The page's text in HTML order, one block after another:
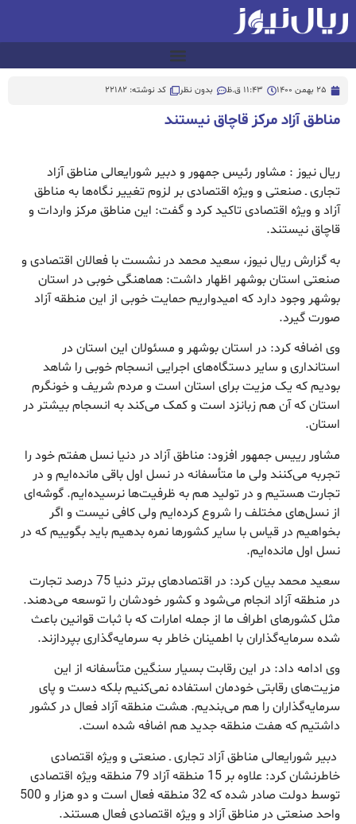
25 بهمن 1400 11:43 ق.ظ بدون نظر کد نوشته: 22182
مناطق آزاد مرکز قاچاق نیستند
ریال نیوز : مشاور رئیس جمهور و دبیر شورایعالی مناطق آزاد
تجاری ـ صنعتی و ویژه اقتصادی بر لزوم تغییر نگاه‌ها به مناطق
آزاد و ویژه اقتصادی تاکید کرد و گفت: این مناطق مرکز واردات و
قاچاق نیستند.
به گزارش ریال نیوز، سعید محمد در نشست با فعالان اقتصادی و
صنعتی استان بوشهر اظهار داشت: هماهنگی خوبی در استان
بوشهر وجود دارد که امیدواریم حمایت خوبی از این منطقه آزاد
صورت گیرد.
وی اضافه کرد: در استان بوشهر و مسئولان این استان در
استانداری و سایر دستگاه‌های اجرایی انسجام خوبی را شاهد
بودیم که یک مزیت برای استان است و مردم شریف و خونگرم
استان که آن هم زبانزد است و کمک می‌کند به انسجام بیشتر در
استان.
مشاور رییس جمهور افزود: مناطق آزاد در دنیا نسل هفتم خود را
تجربه می‌کنند ولی ما متأسفانه در نسل اول باقی مانده‌ایم و در
تجارت هستیم و در تولید هم به ظرفیت‌ها نرسیده‌ایم. گوشه‌ای
از نسل‌های مختلف را شروع کرده‌ایم ولی کافی نیست و اگر
بخواهیم در قیاس با سایر کشورها نمره بدهیم باید بگوییم که در
نسل اول مانده‌ایم.
سعید محمد بیان کرد: در اقتصادهای برتر دنیا 75 درصد تجارت
در منطقه آزاد انجام می‌شود و کشور خودشان را توسعه می‌دهند.
مثل کشورهای اطراف ما از جمله امارات که با ثبات قوانین باعث
شده سرمایه‌گذاران با اطمینان خاطر به سرمایه‌گذاری بپردازند.
وی ادامه داد: در این رقابت بسیار سنگین متأسفانه از این
مزیت‌های رقابتی خودمان استفاده نمی‌کنیم بلکه دست و پای
سرمایه‌گذاران را هم می‌بندیم. هشت منطقه آزاد فعال در کشور
داشتیم که هفت منطقه جدید هم اضافه شده است.
دبیر شورایعالی مناطق آزاد تجاری ـ صنعتی و ویژه اقتصادی
خاطرنشان کرد: علاوه بر 15 منطقه آزاد 79 منطقه ویژه اقتصادی
توسط دولت صادر شده که 32 منطقه فعال است و دو هزار و 500
واحد صنعتی در مناطق آزاد و ویژه اقتصادی فعال هستند.